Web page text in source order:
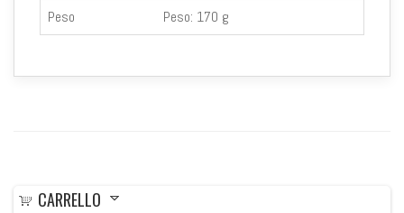
Peso
Peso: 170 g
CARRELLO